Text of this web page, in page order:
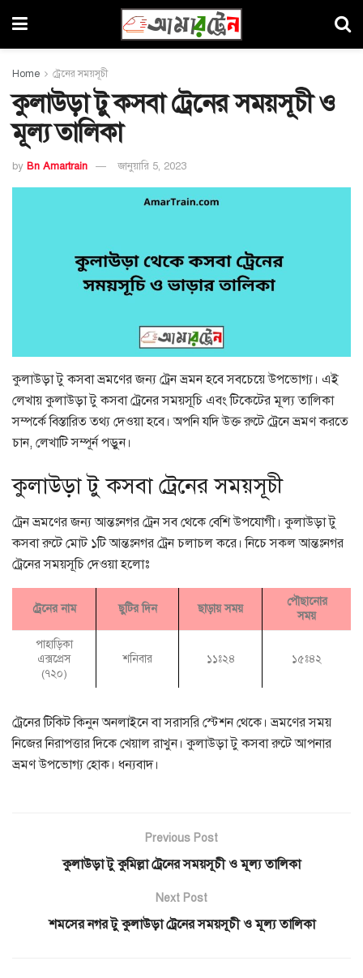
Home ট্রেনের সময়সূচী
কুলাউড়া টু কসবা ট্রেনের সময়সূচী ও
মূল্য তালিকা
by Bn Amartrain জানুয়ারি 5, 2023
কুলাউড়া টু কসবা ভ্রমণের জন্য ট্রেন ভ্রমন হবে সবচেয়ে উপভোগ্য। এই
লেখায় কুলাউড়া টু কসবা ট্রেনের সময়সূচি এবং টিকেটের মূল্য তালিকা
সম্পর্কে বিস্তারিত তথ্য দেওয়া হবে। অপনি যদি উক্ত রুটে ট্রেনে ভ্রমণ করতে
চান, লেখাটি সম্পূর্ন পড়ুন।
কুলাউড়া টু কসবা ট্রেনের সময়সূচী
ট্রেন ভ্রমণের জন্য আন্তঃনগর ট্রেন সব থেকে বেশি উপযোগী। কুলাউড়া টু
কসবা রুটে মোট ১টি আন্তঃনগর ট্রেন চলাচল করে। নিচে সকল আন্তঃনগর
ট্রেনের সময়সূচি দেওয়া হলোঃ
ট্রেনের নাম ছুটির দিন ছাড়ায় সময়
পৌছানোর
সময়
পাহাড়িকা
এক্সপ্রেস
(৭২০)
শনিবার ১১ঃ২৪ ১৫ঃ৪২
ট্রেনের টিকিট কিনুন অনলাইনে বা সরাসরি স্টেশন থেকে। ভ্রমণের সময়
নিজের নিরাপত্তার দিকে খেয়াল রাখুন। কুলাউড়া টু কসবা রুটে আপনার
ভ্রমণ উপভোগ্য হোক। ধন্যবাদ।
Previous Post
কুলাউড়া টু কুমিল্লা ট্রেনের সময়সূচী ও মূল্য তালিকা
Next Post
শমসের নগর টু কুলাউড়া ট্রেনের সময়সূচী ও মূল্য তালিকা